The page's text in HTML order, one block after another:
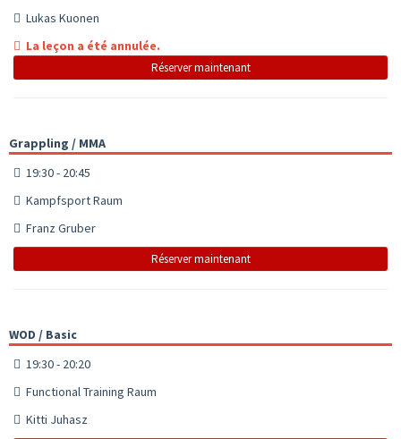
Lukas Kuonen
La leçon a été annulée.
Réserver maintenant
Grappling / MMA
19:30 - 20:45
Kampfsport Raum
Franz Gruber
Réserver maintenant
WOD / Basic
19:30 - 20:20
Functional Training Raum
Kitti Juhasz